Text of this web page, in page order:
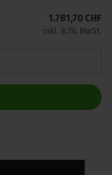
1.781,70 CHF
inkl. 8.1% MwSt.